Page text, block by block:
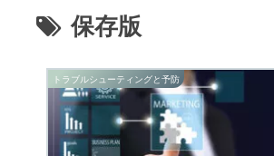
保存版
トラブルシューティングと予防